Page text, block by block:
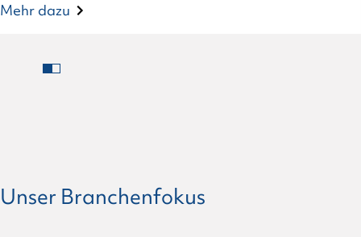
Mehr dazu
Unser Branchenfokus